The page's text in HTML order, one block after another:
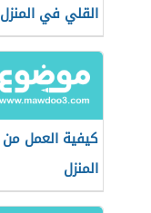
القلي في المنزل
كيفية العمل من
المنزل